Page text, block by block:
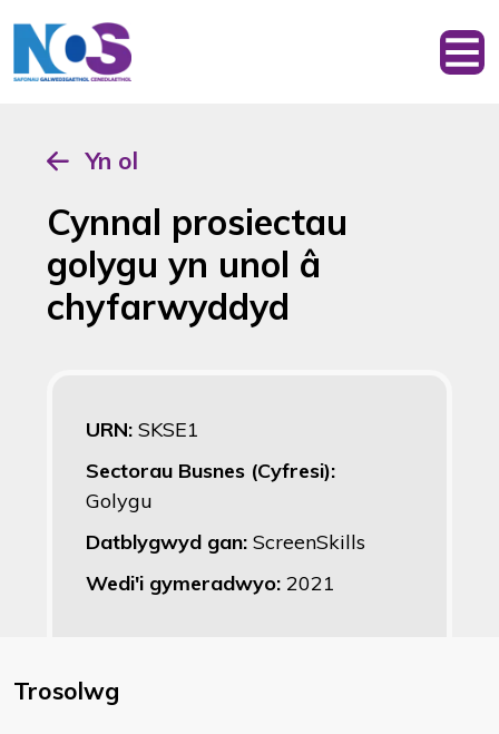
Yn ol
Cynnal prosiectau
golygu yn unol â
chyfarwyddyd
URN: SKSE1
Sectorau Busnes (Cyfresi):
Golygu
Datblygwyd gan: ScreenSkills
Wedi'i gymeradwyo: 2021
Trosolwg